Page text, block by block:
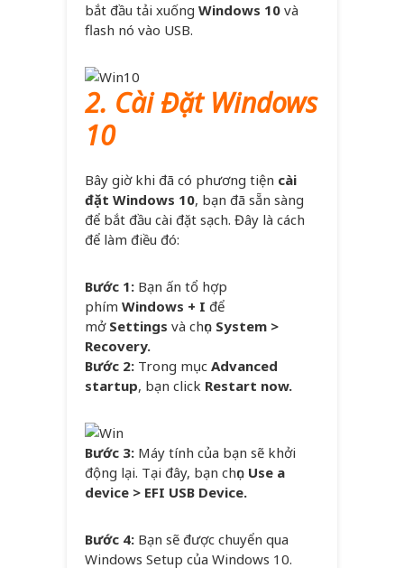
bắt đầu tải xuống Windows 10 và
flash nó vào USB.
2. Cài Đặt Windows
10
Bây giờ khi đã có phương tiện cài
đặt Windows 10, bạn đã sẵn sàng
để bắt đầu cài đặt sạch. Đây là cách
để làm điều đó:
Bước 1: Bạn ấn tổ hợp
phím Windows + I để
mở Settings và chọn System >
Recovery.
Bước 2: Trong mục Advanced
startup, bạn click Restart now.
Bước 3: Máy tính của bạn sẽ khởi
động lại. Tại đây, bạn chọn Use a
device > EFI USB Device.
Bước 4: Bạn sẽ được chuyển qua
Windows Setup của Windows 10.